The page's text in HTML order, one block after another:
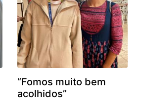
“Fomos muito bem
acolhidos”